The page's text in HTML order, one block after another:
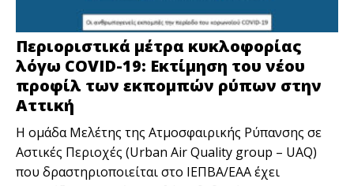
Περιοριστικά μέτρα κυκλοφορίας
λόγω COVID-19: Εκτίμηση του νέου
προφίλ των εκπομπών ρύπων στην
Αττική
Η ομάδα Μελέτης της Ατμοσφαιρικής Ρύπανσης σε
Αστικές Περιοχές (Urban Air Quality group – UAQ)
που δραστηριοποιείται στο ΙΕΠΒΑ/ΕΑΑ έχει